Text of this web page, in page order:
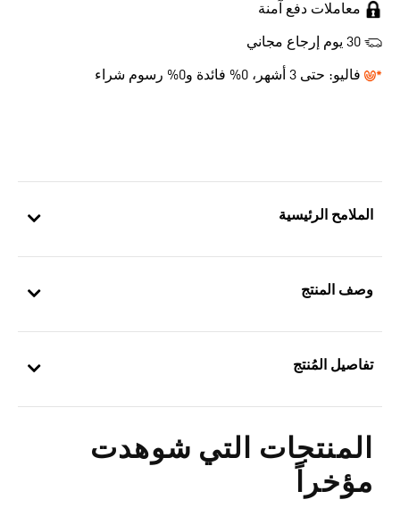
الملامح الرئيسية
وصف المنتج
تفاصيل المُنتج
المنتجات التي شوهدت
مؤخراً
معاملات دفع آمنة
فاليو: حتى 3 أشهر، 0% فائدة و0% رسوم شراء